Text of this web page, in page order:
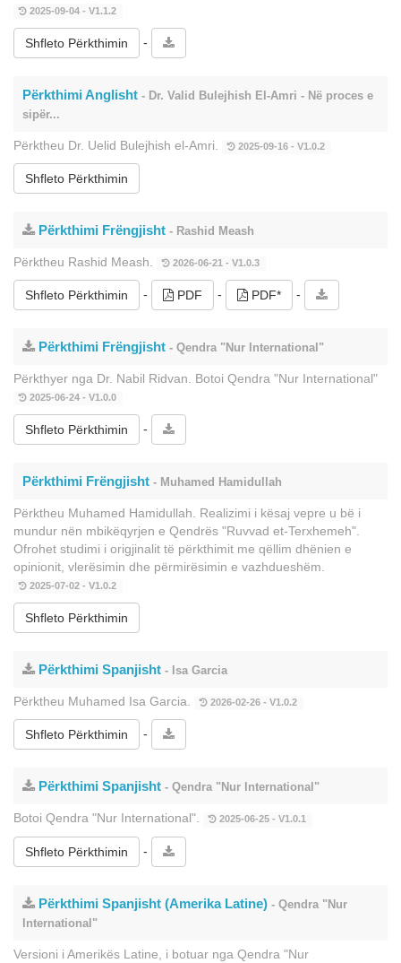
2025-09-04 - V1.1.2
Shfleto Përkthimin -
Përkthimi Anglisht - Dr. Valid Bulejhish El-Amri - Në proces e
sipër...
Përktheu Dr. Uelid Bulejhish el-Amri. 2025-09-16 - V1.0.2
Shfleto Përkthimin
Përkthimi Frëngjisht - Rashid Meash
Përktheu Rashid Meash. 2026-06-21 - V1.0.3
Shfleto Përkthimin - PDF - PDF* -
Përkthimi Frëngjisht - Qendra "Nur International"
Përkthyer nga Dr. Nabil Ridvan. Botoi Qendra "Nur International"
2025-06-24 - V1.0.0
Shfleto Përkthimin -
Përkthimi Frëngjisht - Muhamed Hamidullah
Përktheu Muhamed Hamidullah. Realizimi i kësaj vepre u bë i
mundur nën mbikëqyrjen e Qendrës "Ruvvad et-Terxhemeh".
Ofrohet studimi i origjinalit të përkthimit me qëllim dhënien e
opinionit, vlerësimin dhe përmirësimin e vazhdueshëm.
2025-07-02 - V1.0.2
Shfleto Përkthimin
Përkthimi Spanjisht - Isa Garcia
Përktheu Muhamed Isa Garcia. 2026-02-26 - V1.0.2
Shfleto Përkthimin -
Përkthimi Spanjisht - Qendra "Nur International"
Botoi Qendra "Nur International". 2025-06-25 - V1.0.1
Shfleto Përkthimin -
Përkthimi Spanjisht (Amerika Latine) - Qendra "Nur
International"
Versioni i Amerikës Latine, i botuar nga Qendra "Nur